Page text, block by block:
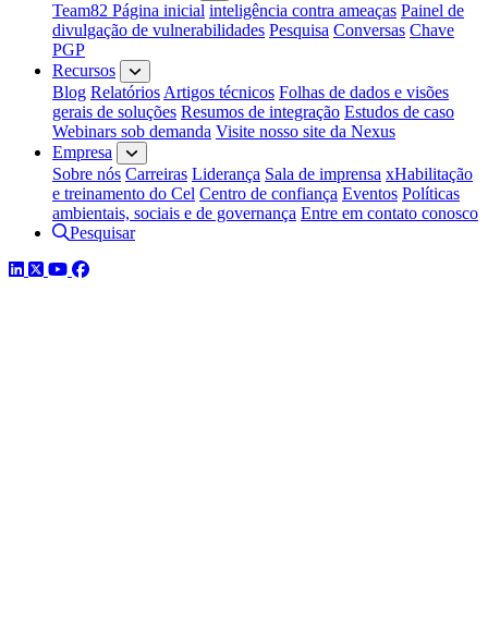
Team82 Página inicial inteligência contra ameaças Painel de
divulgação de vulnerabilidades Pesquisa Conversas Chave
PGP
Recursos
Blog Relatórios Artigos técnicos Folhas de dados e visões
gerais de soluções Resumos de integração Estudos de caso
Webinars sob demanda Visite nosso site da Nexus
Empresa
Sobre nós Carreiras Liderança Sala de imprensa xHabilitação
e treinamento do Cel Centro de confiança Eventos Políticas
ambientais, sociais e de governança Entre em contato conosco
Pesquisar
LinkedIn
TwitterYouTube
Facebook